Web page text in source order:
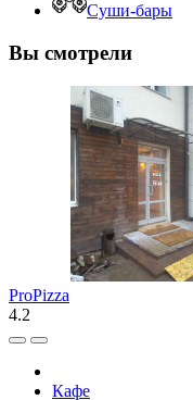
Суши-бары
Вы смотрели
ProPizza
4.2
Кафе